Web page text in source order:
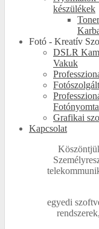
készülékek
Fotó - Kreatív
DSLR
Vakuk
Grafikai
Kapcsolat
egyedi